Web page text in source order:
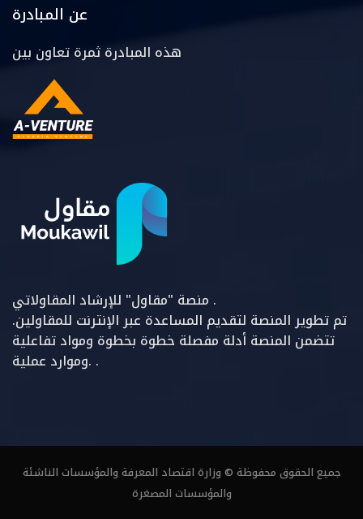
عن المبادرة
هذه المبادرة ثمرة تعاون بين
منصة "مقاول" للإرشاد المقاولاتي .
تم تطوير المنصة لتقديم المساعدة عبر الإنترنت للمقاولين.
تتضمن المنصة أدلة مفصلة خطوة بخطوة ومواد تفاعلية
وموارد عملية. .
جميع الحقوق محفوظة © وزارة اقتصاد المعرفة والمؤسسات الناشئة
والمؤسسات المصغرة